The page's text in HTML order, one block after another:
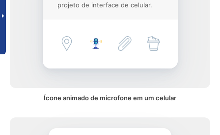
projeto de interface de celular.
Ícone animado de microfone em um celular